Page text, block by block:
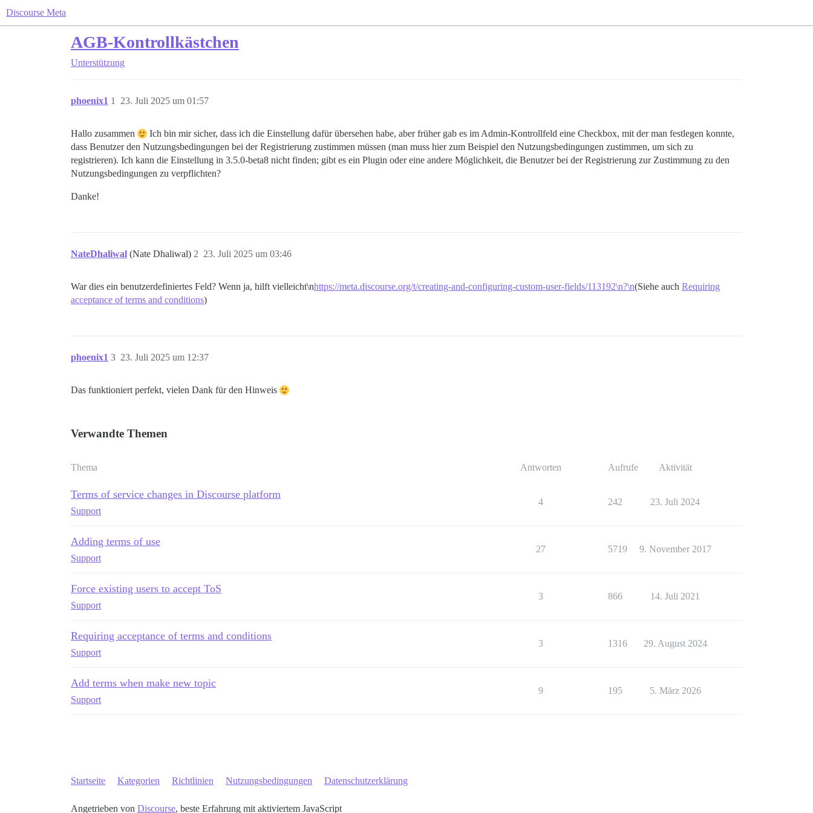
Discourse Meta
AGB-Kontrollkästchen
Unterstützung
phoenix1 23. Juli 2025 um 01:57
1
Hallo zusammen
Ich bin mir sicher, dass ich die Einstellung dafür übersehen habe, aber früher gab es im Admin-Kontrollfeld eine Checkbox, mit der man festlegen konnte,
dass Benutzer den Nutzungsbedingungen bei der Registrierung zustimmen müssen (man muss hier zum Beispiel den Nutzungsbedingungen zustimmen, um sich zu
registrieren). Ich kann die Einstellung in 3.5.0-beta8 nicht finden; gibt es ein Plugin oder eine andere Möglichkeit, die Benutzer bei der Registrierung zur Zustimmung zu den
Nutzungsbedingungen zu verpflichten?
Danke!
NateDhaliwal (Nate Dhaliwal) 23. Juli 2025 um 03:46
2
War dies ein benutzerdefiniertes Feld? Wenn ja, hilft vielleicht\nhttps://meta.discourse.org/t/creating-and-configuring-custom-user-fields/113192\n?\n(Siehe auch Requiring
acceptance of terms and conditions)
phoenix1 23. Juli 2025 um 12:37
3
Das funktioniert perfekt, vielen Dank für den Hinweis
Verwandte Themen
Thema Antworten Aufrufe Aktivität
Terms of service changes in Discourse platform
Support
4 242 23. Juli 2024
Adding terms of use
Support
27 5719 9. November 2017
Force existing users to accept ToS
Support
3 866 14. Juli 2021
Requiring acceptance of terms and conditions
Support
3 1316 29. August 2024
Add terms when make new topic
Support
9 195 5. März 2026
Startseite Kategorien Richtlinien Nutzungsbedingungen Datenschutzerklärung
Angetrieben von Discourse, beste Erfahrung mit aktiviertem JavaScript